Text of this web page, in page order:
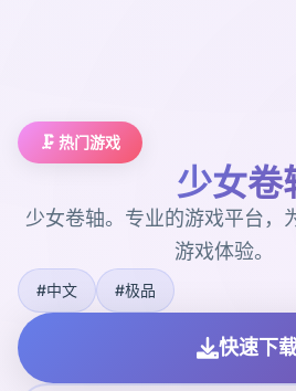
🗜️ 热门游戏
少女卷
少女卷轴。专业的游戏平台，
游戏体验。
#中文 #极品
快速下